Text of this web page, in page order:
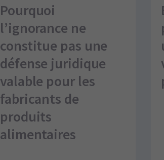
Pourquoi
l’ignorance ne
constitue pas une
défense juridique
valable pour les
fabricants de
produits
alimentaires